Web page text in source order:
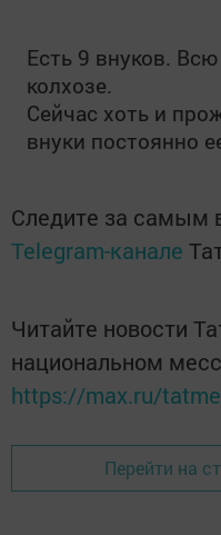
Есть 9 внуков.
колхозе.
Сейчас хоть и
внуки постоянно
Следите за самым
Telegram-канале
Читайте новости
национальном
https://max.ru/
Перейти на